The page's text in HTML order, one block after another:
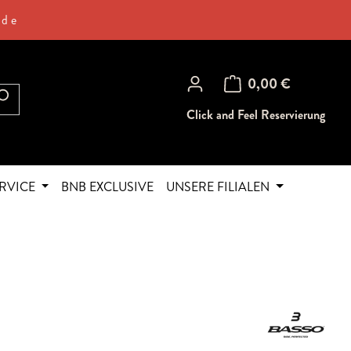
0,00 €
Warenkorb enthält 0
Click and Feel Reservierung
BNB EXCLUSIVE UNSERE FILIALEN